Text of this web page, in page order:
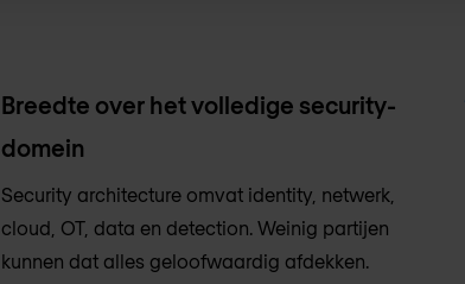
Breedte over het volledige security-
domein
Security architecture omvat identity, netwerk,
cloud, OT, data en detection. Weinig partijen
kunnen dat alles geloofwaardig afdekken.